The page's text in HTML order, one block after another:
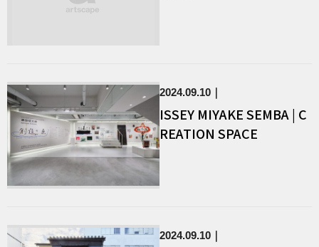
2024.09.10
ISSEY MIYAKE SEMBA | C
REATION SPACE
2024.09.10